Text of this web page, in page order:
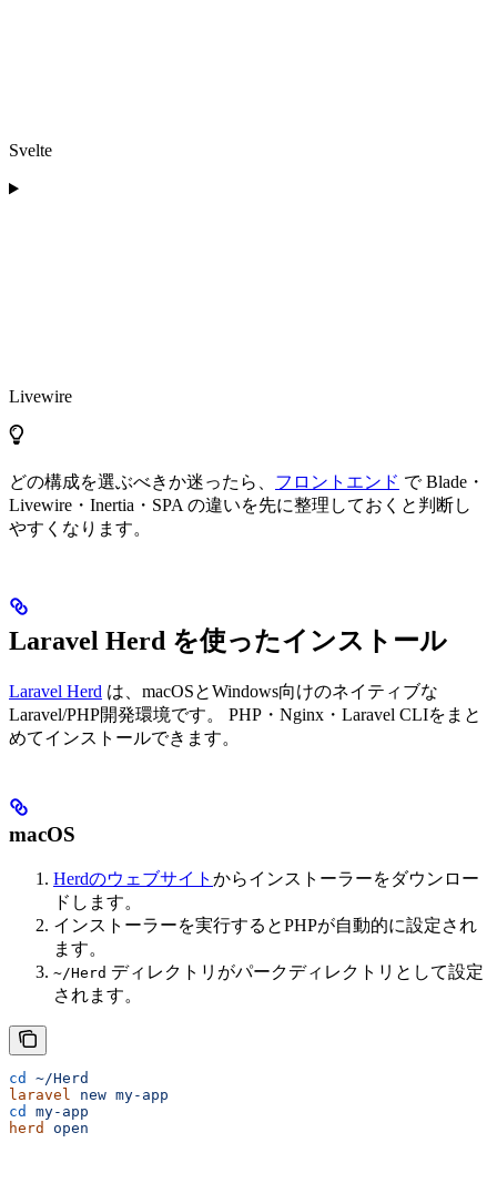
Svelte
Livewire
どの構成を選ぶべきか迷ったら、 フロントエンド で Blade・
Livewire・Inertia・SPA の違いを先に整理しておくと判断し
やすくなります。
Laravel Herd を使ったインストール
Laravel Herd は、macOSとWindows向けのネイティブな
Laravel/PHP開発環境です。 PHP・Nginx・Laravel CLIをまと
めてインストールできます。
macOS
Herdのウェブサイト からインストーラーをダウンロー
ドします。
インストーラーを実行するとPHPが自動的に設定され
ます。
~/Herd ディレクトリがパークディレクトリとして設定
されます。
cd
~/Herd
laravel new my-app
cd
my-app
herd
open